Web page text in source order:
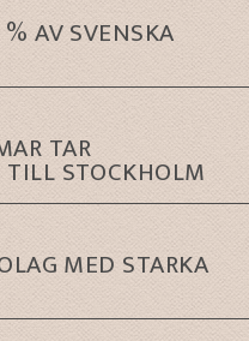
AV SVENSKA
TAR
STOCKHOLM
MED STARKA